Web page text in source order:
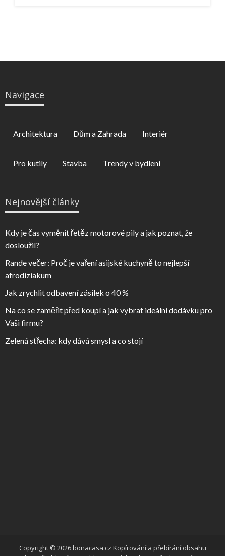
Navigace
Architektura Dům a Zahrada Interiér
Pro kutily Stavba Trendy v bydlení
Nejnovější články
Kdy je čas vyměnit řetěz motorové pily a jak poznat, že
dosloužil?
Rande večer: Proč je vaření asijské kuchyně to nejlepší
afrodiziakum
Jak zrychlit odbavení zásilek o 40 %
Na co se zaměřit před koupí a jak vybrat ideální dodávku pro
Vaši firmu?
Zelená střecha: kdy dává smysl a co stojí
Copyright © 2026 bonacasa.cz Kopírování a přebírání obsahu